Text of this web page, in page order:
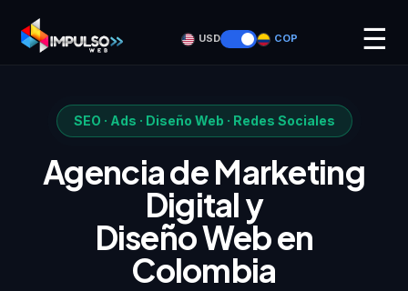
USD COP ☰
SEO · Ads · Diseño Web · Redes Sociales
Agencia de Marketing
Digital y
Diseño Web en
Colombia